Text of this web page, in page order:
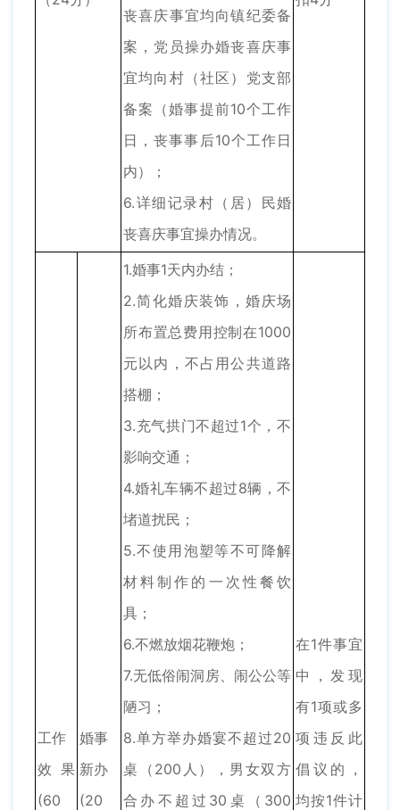
丧喜庆事宜均向镇纪委备
案，党员操办婚丧喜庆事
宜均向村（社区）党支部
备案（婚事提前10个工作
日，丧事事后10个工作日
内）；
6.详细记录村（居）民婚
丧喜庆事宜操办情况。
工作
效果
(60
婚事
新办
(20
1.婚事1天内办结；
2.简化婚庆装饰，婚庆场
所布置总费用控制在1000
元以内，不占用公共道路
搭棚；
3.充气拱门不超过1个，不
影响交通；
4.婚礼车辆不超过8辆，不
堵道扰民；
5.不使用泡塑等不可降解
材料制作的一次性餐饮
具；
6.不燃放烟花鞭炮；
7.无低俗闹洞房、闹公公等
陋习；
8.单方举办婚宴不超过20
桌（200人），男女双方
合办不超过30桌（300
在1件事宜
中，发现
有1项或多
项违反此
倡议的，
均按1件计